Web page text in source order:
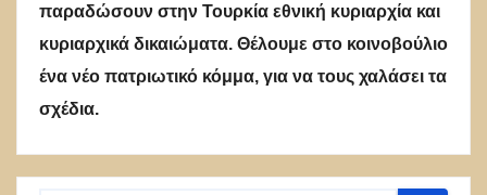
παραδώσουν στην Τουρκία εθνική κυριαρχία και
κυριαρχικά δικαιώματα. Θέλουμε στο κοινοβούλιο
ένα νέο πατριωτικό κόμμα, για να τους χαλάσει τα
σχέδια.